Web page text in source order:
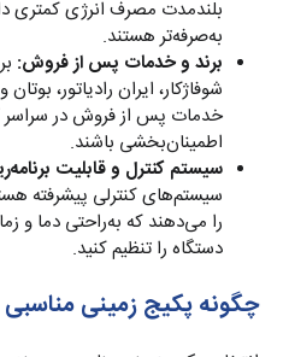
بلندمدت مصرف انرژی کمتری
به‌صرفه‌تر هستند.
برند و خدمات پس از فروش:
شوفاژکار، ایران رادیاتور،
خدمات پس از فروش در سراسر
اطمینان‌بخشی باشند.
سیستم کنترل و قابلیت
سیستم‌های کنترلی پیشرفته
را می‌دهند که به‌راحتی دما
دستگاه را تنظیم کنید.
چگونه پکیج زمینی مناسبی